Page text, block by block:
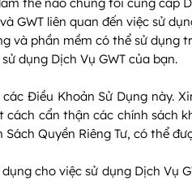
GWT liên quan đến việc sử
và phần mềm có thể sử dụng
dụng Dịch Vụ GWT của bạn.
Điều Khoản Sử Dụng này.
cẩn thận các chính sách
Quyền Riêng Tư, có thể
cho việc sử dụng Dịch Vụ